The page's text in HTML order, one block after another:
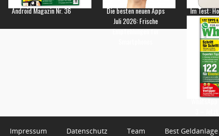
Android Magazin Nr. 36
Die besten neuen Apps
Juli 2026: Frische
Empfehlungen für
Im Test:
Impressum Datenschutz Team Best Geldanlage